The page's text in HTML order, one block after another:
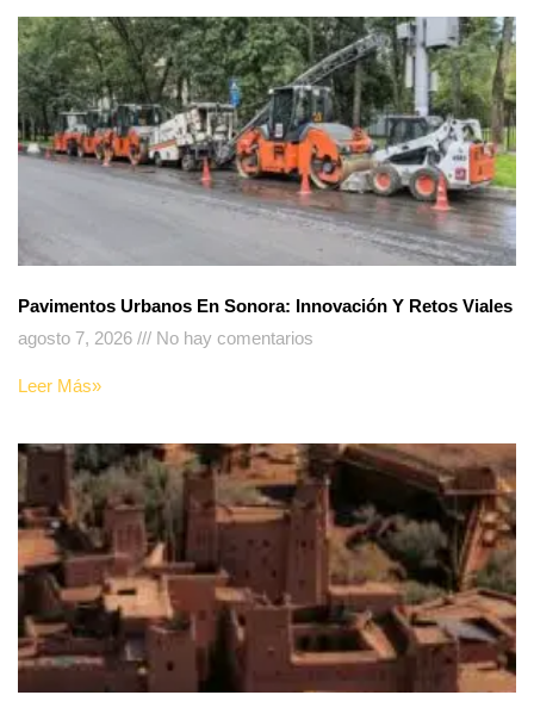
Pavimentos Urbanos En Sonora: Innovación Y Retos Viales
agosto 7, 2026
No hay comentarios
Leer Más»